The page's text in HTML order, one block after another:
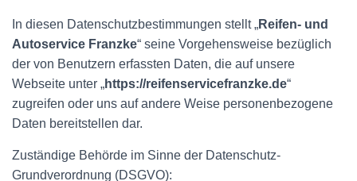
N
In diesen Datenschutzbestimmungen stellt „Reifen- und
Autoservice Franzke“ seine Vorgehensweise bezüglich
der von Benutzern erfassten Daten, die auf unsere
Webseite unter „https://reifenservicefranzke.de“
zugreifen oder uns auf andere Weise personenbezogene
Daten bereitstellen dar.
Zuständige Behörde im Sinne der Datenschutz-
Grundverordnung (DSGVO):